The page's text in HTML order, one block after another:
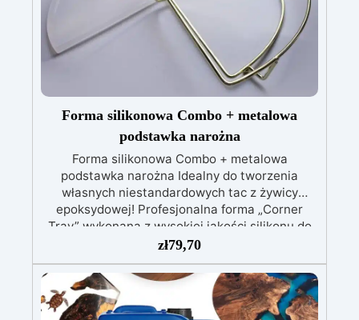
Forma silikonowa Combo + metalowa
podstawka narożna
Forma silikonowa Combo + metalowa
podstawka narożna Idealny do tworzenia
własnych niestandardowych tac z żywicy
epoksydowej! Profesjonalna forma „Corner
Tray” wykonana z wysokiej jakości silikonu do
kreacji żywicznych. Doskonały do ​​produkcji
podstawek, przedmiotów dekoracyjnych oraz
artykułów domowych i biurowych, produkt ten
może być ponownie używany przez lata.
Wymiary: 32cm x 22cm x 1cm Kolor: efekt złota
zł79,70